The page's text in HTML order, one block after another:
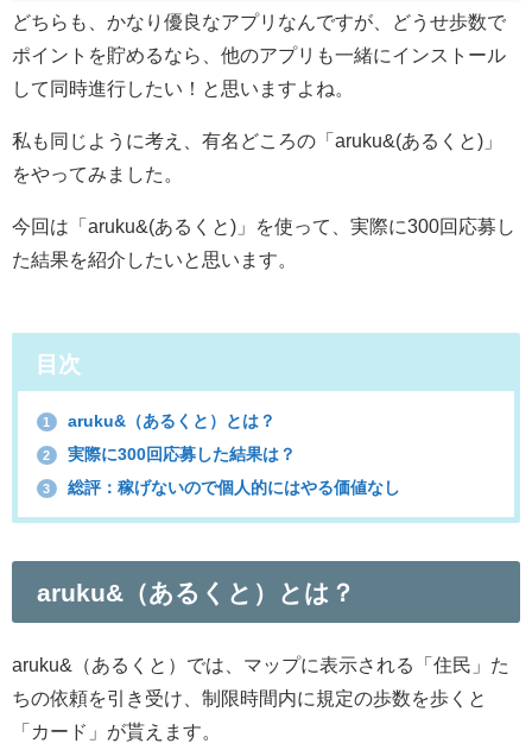
どちらも、かなり優良なアプリなんですが、どうせ歩数で
ポイントを貯めるなら、他のアプリも一緒にインストール
して同時進行したい！と思いますよね。
私も同じように考え、有名どころの「aruku&(あるくと)」
をやってみました。
今回は「aruku&(あるくと)」を使って、実際に300回応募し
た結果を紹介したいと思います。
目次
1 aruku&（あるくと）とは？
2 実際に300回応募した結果は？
3 総評：稼げないので個人的にはやる価値なし
aruku&（あるくと）とは？
aruku&（あるくと）では、マップに表示される「住民」た
ちの依頼を引き受け、制限時間内に規定の歩数を歩くと
「カード」が貰えます。